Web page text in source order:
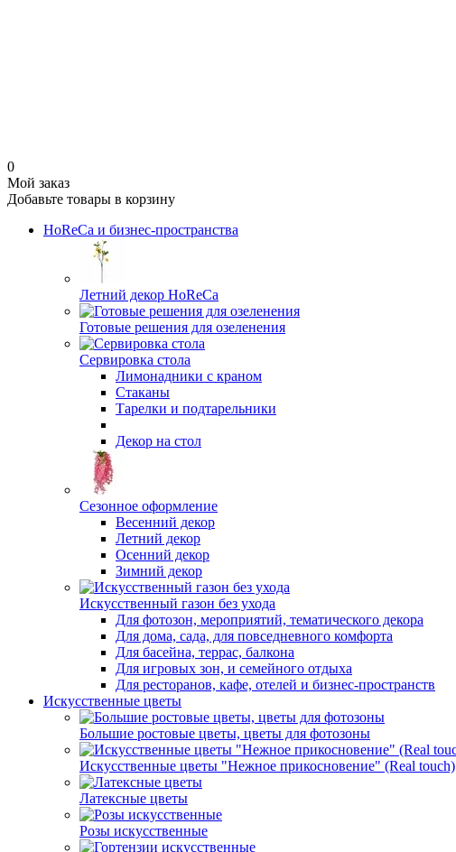
0
Мой заказ
Добавьте товары в корзину
HoReCa и бизнес-пространства
Летний декор HoReCa
Готовые решения для озеленения
Сервировка стола
Лимонадники с краном
Стаканы
Тарелки и подтарельники
Декор на стол
Сезонное оформление
Весенний декор
Летний декор
Осенний декор
Зимний декор
Искусственный газон без ухода
Для фотозон, мероприятий, тематического декора
Для дома, сада, для повседневного комфорта
Для басейна, террас, балкона
Для игровых зон, и семейного отдыха
Для ресторанов, кафе, отелей и бизнес-пространств
Искусственные цветы
Большие ростовые цветы, цветы для фотозоны
Искусственные цветы "Нежное прикосновение" (Real touch)
Латексные цветы
Розы искусственные